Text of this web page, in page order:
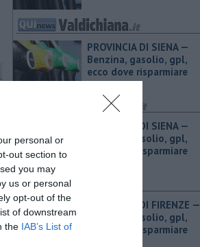
personal or
out section to
you may
us or personal
opt-out of the
of downstream
the IAB’s List of
PROVINCIA DI SIENA — ​
Benzina, gasolio, gpl,
ecco dove risparmiare
PROVINCIA DI SIENA — ​
Benzina, gasolio, gpl,
ecco dove risparmiare
PROVINCIA DI FIRENZE — ​
Benzina, gasolio, gpl,
ecco dove risparmiare